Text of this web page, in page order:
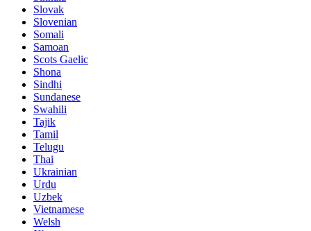
Slovak
Slovenian
Somali
Samoan
Scots Gaelic
Shona
Sindhi
Sundanese
Swahili
Tajik
Tamil
Telugu
Thai
Ukrainian
Urdu
Uzbek
Vietnamese
Welsh